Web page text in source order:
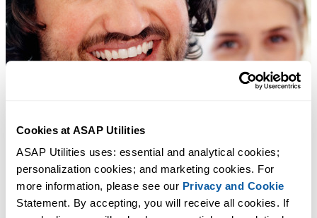
Cookies at ASAP Utilities
ASAP Utilities uses: essential and analytical cookies;
personalization cookies; and marketing cookies. For
more information, please see our Privacy and Cookie
Statement. By accepting, you will receive all cookies. If